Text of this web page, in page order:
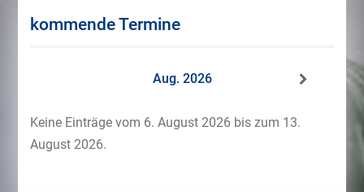
kommende Termine
Aug. 2026
Keine Einträge vom 6. August 2026 bis zum 13.
August 2026.